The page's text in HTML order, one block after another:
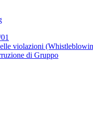
violazioni
di Gruppo